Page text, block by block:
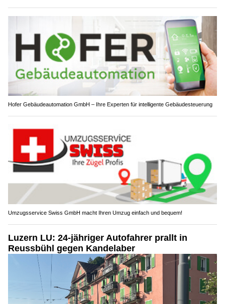
Hofer Gebäudeautomation GmbH – Ihre Experten für intelligente Gebäudesteuerung
Umzugsservice Swiss GmbH macht Ihren Umzug einfach und bequem!
Luzern LU: 24-jähriger Autofahrer prallt in
Reussbühl gegen Kandelaber